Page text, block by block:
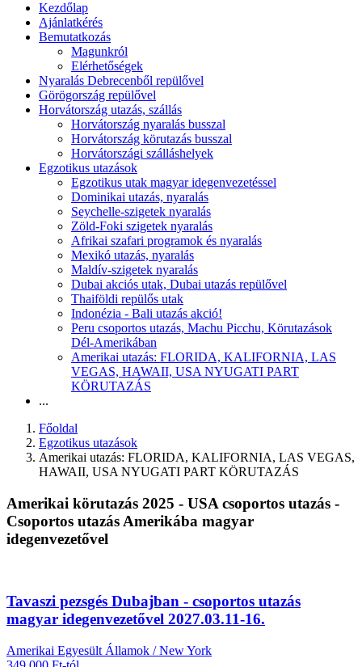
Kezdőlap
Ajánlatkérés
Bemutatkozás
Magunkról
Elérhetőségek
Nyaralás Debrecenből repülővel
Görögország repülővel
Horvátország utazás, szállás
Horvátország nyaralás busszal
Horvátország körutazás busszal
Horvátországi szálláshelyek
Egzotikus utazások
Egzotikus utak magyar idegenvezetéssel
Dominikai utazás, nyaralás
Seychelle-szigetek nyaralás
Zöld-Foki szigetek nyaralás
Afrikai szafari programok és nyaralás
Mexikó utazás, nyaralás
Maldív-szigetek nyaralás
Dubai akciós utak, Dubai utazás repülővel
Thaiföldi repülős utak
Indonézia - Bali utazás akció!
Peru csoportos utazás, Machu Picchu, Körutazások
Dél-Amerikában
Amerikai utazás: FLORIDA, KALIFORNIA, LAS
VEGAS, HAWAII, USA NYUGATI PART
KÖRUTAZÁS
...
Főoldal
Egzotikus utazások
Amerikai utazás: FLORIDA, KALIFORNIA, LAS VEGAS,
HAWAII, USA NYUGATI PART KÖRUTAZÁS
Amerikai körutazás 2025 - USA csoportos utazás -
Csoportos utazás Amerikába magyar
idegenvezetővel
Tavaszi pezsgés Dubajban - csoportos utazás
magyar idegenvezetővel 2027.03.11-16.
Amerikai Egyesült Államok / New York